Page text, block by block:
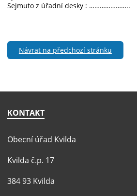
Sejmuto z úřadní desky : …………………..
Návrat na předchozí stránku
KONTAKT
Obecní úřad Kvilda
Kvilda č.p. 17
384 93 Kvilda